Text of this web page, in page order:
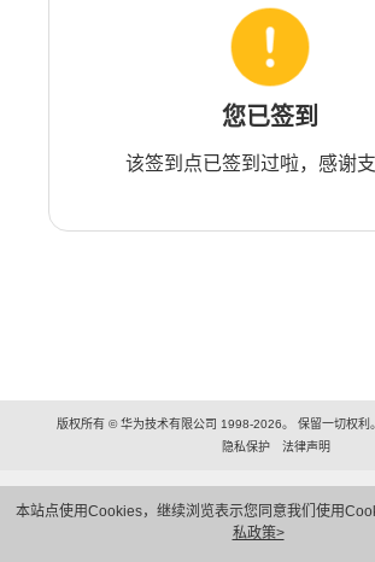
本站点使用Cookies，继续浏览表示您同意我们使用
私政策>
您已签到
该签到点已签到过啦，感谢支
版权所有 © 华为技术有限公司 1998-2026。 保留一切权
隐私保护
法律声明